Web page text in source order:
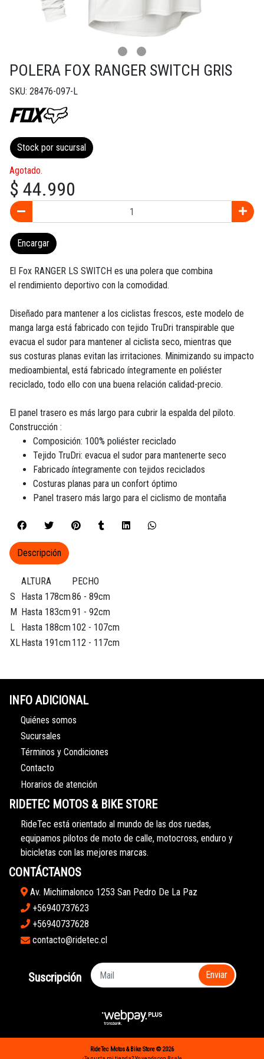
POLERA FOX RANGER SWITCH GRIS
SKU: 28476-097-L
Stock por sucursal
Agotado.
$ 44.990
Encargar
El Fox RANGER LS SWITCH es una polera que combina
el rendimiento deportivo con la comodidad.
Diseñado para mantener a los ciclistas frescos, este modelo de
manga larga está fabricado con tejido TruDri transpirable que
evacua el sudor para mantener al ciclista seco, mientras que
sus costuras planas evitan las irritaciones. Minimizando su impacto
medioambiental, está fabricado íntegramente en poliéster
reciclado, todo ello con una buena relación calidad-precio.
El panel trasero es más largo para cubrir la espalda del piloto.
Construcción :
Composición: 100% poliéster reciclado
Tejido TruDri: evacua el sudor para mantenerte seco
Fabricado íntegramente con tejidos reciclados
Costuras planas para un confort óptimo
Panel trasero más largo para el ciclismo de montaña
ALTURA
PECHO
S
Hasta 178cm86 - 89cm
M
Hasta 183cm91 - 92cm
L
Hasta 188cm 102 - 107cm
XL Hasta 191cm 112 - 117cm
Descripción
INFO ADICIONAL
Quiénes somos
Sucursales
Términos y Condiciones
Contacto
Horarios de atención
RIDETEC MOTOS & BIKE STORE
RideTec está orientado al mundo de las dos ruedas,
equipamos pilotos de moto de calle, motocross, enduro y
bicicletas con las mejores marcas.
CONTÁCTANOS
Av. Michimalonco 1253 San Pedro De La Paz
+56940737623
+56940737628
contacto@ridetec.cl
Suscripción Enviar
RideTec Motos & Bike Store © 2026